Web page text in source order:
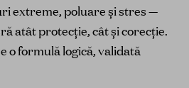
extreme, poluare și stres —
atât protecție, cât și corecție.
o formulă logică, validată